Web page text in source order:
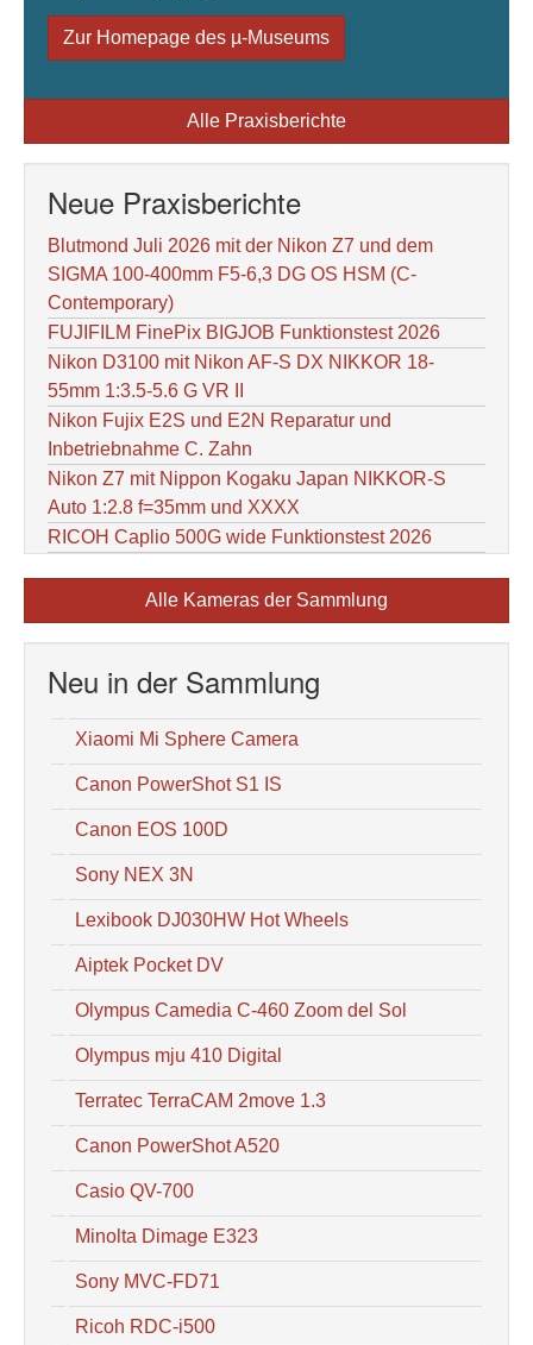
Zur Homepage des µ-Museums
Alle Praxisberichte
Neue Praxisberichte
Blutmond Juli 2026 mit der Nikon Z7 und dem
SIGMA 100-400mm F5-6,3 DG OS HSM (C-
Contemporary)
FUJIFILM FinePix BIGJOB Funktionstest 2026
Nikon D3100 mit Nikon AF-S DX NIKKOR 18-
55mm 1:3.5-5.6 G VR II
Nikon Fujix E2S und E2N Reparatur und
Inbetriebnahme C. Zahn
Nikon Z7 mit Nippon Kogaku Japan NIKKOR-S
Auto 1:2.8 f=35mm und XXXX
RICOH Caplio 500G wide Funktionstest 2026
Alle Kameras der Sammlung
Neu in der Sammlung
Xiaomi Mi Sphere Camera
Canon PowerShot S1 IS
Canon EOS 100D
Sony NEX 3N
Lexibook DJ030HW Hot Wheels
Aiptek Pocket DV
Olympus Camedia C-460 Zoom del Sol
Olympus mju 410 Digital
Terratec TerraCAM 2move 1.3
Canon PowerShot A520
Casio QV-700
Minolta Dimage E323
Sony MVC-FD71
Ricoh RDC-i500